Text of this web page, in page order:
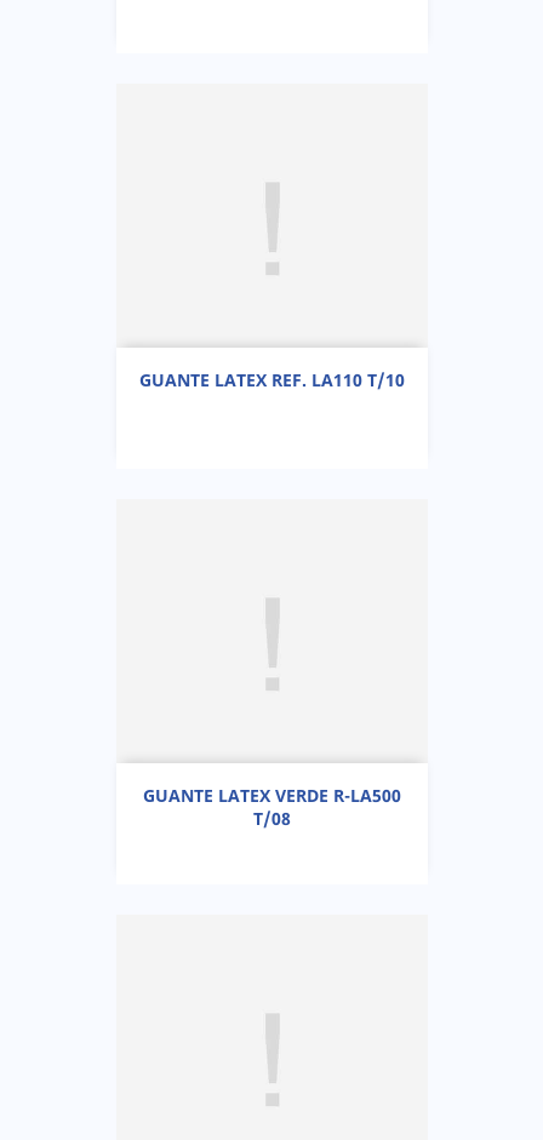
GUANTE LATEX REF. LA110 T/10
GUANTE LATEX VERDE R-LA500
T/08